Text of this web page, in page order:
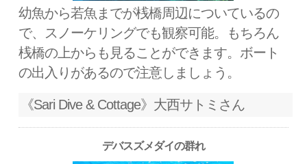
幼魚から若魚までが桟橋周辺についているの
で、スノーケリングでも観察可能。もちろん
桟橋の上からも見ることができます。ボート
の出入りがあるので注意しましょう。
《Sari Dive & Cottage》大西サトミさん
デバスズメダイの群れ